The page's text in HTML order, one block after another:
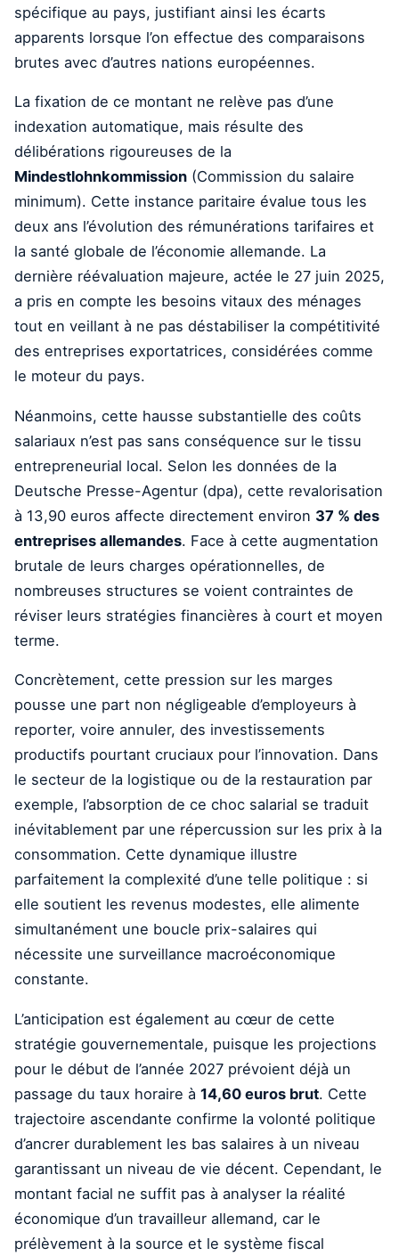
spécifique au pays, justifiant ainsi les écarts
apparents lorsque l’on effectue des comparaisons
brutes avec d’autres nations européennes.
La fixation de ce montant ne relève pas d’une
indexation automatique, mais résulte des
délibérations rigoureuses de la
Mindestlohnkommission (Commission du salaire
minimum). Cette instance paritaire évalue tous les
deux ans l’évolution des rémunérations tarifaires et
la santé globale de l’économie allemande. La
dernière réévaluation majeure, actée le 27 juin 2025,
a pris en compte les besoins vitaux des ménages
tout en veillant à ne pas déstabiliser la compétitivité
des entreprises exportatrices, considérées comme
le moteur du pays.
Néanmoins, cette hausse substantielle des coûts
salariaux n’est pas sans conséquence sur le tissu
entrepreneurial local. Selon les données de la
Deutsche Presse-Agentur (dpa), cette revalorisation
à 13,90 euros affecte directement environ 37 % des
entreprises allemandes. Face à cette augmentation
brutale de leurs charges opérationnelles, de
nombreuses structures se voient contraintes de
réviser leurs stratégies financières à court et moyen
terme.
Concrètement, cette pression sur les marges
pousse une part non négligeable d’employeurs à
reporter, voire annuler, des investissements
productifs pourtant cruciaux pour l’innovation. Dans
le secteur de la logistique ou de la restauration par
exemple, l’absorption de ce choc salarial se traduit
inévitablement par une répercussion sur les prix à la
consommation. Cette dynamique illustre
parfaitement la complexité d’une telle politique : si
elle soutient les revenus modestes, elle alimente
simultanément une boucle prix-salaires qui
nécessite une surveillance macroéconomique
constante.
L’anticipation est également au cœur de cette
stratégie gouvernementale, puisque les projections
pour le début de l’année 2027 prévoient déjà un
passage du taux horaire à 14,60 euros brut. Cette
trajectoire ascendante confirme la volonté politique
d’ancrer durablement les bas salaires à un niveau
garantissant un niveau de vie décent. Cependant, le
montant facial ne suffit pas à analyser la réalité
économique d’un travailleur allemand, car le
prélèvement à la source et le système fiscal